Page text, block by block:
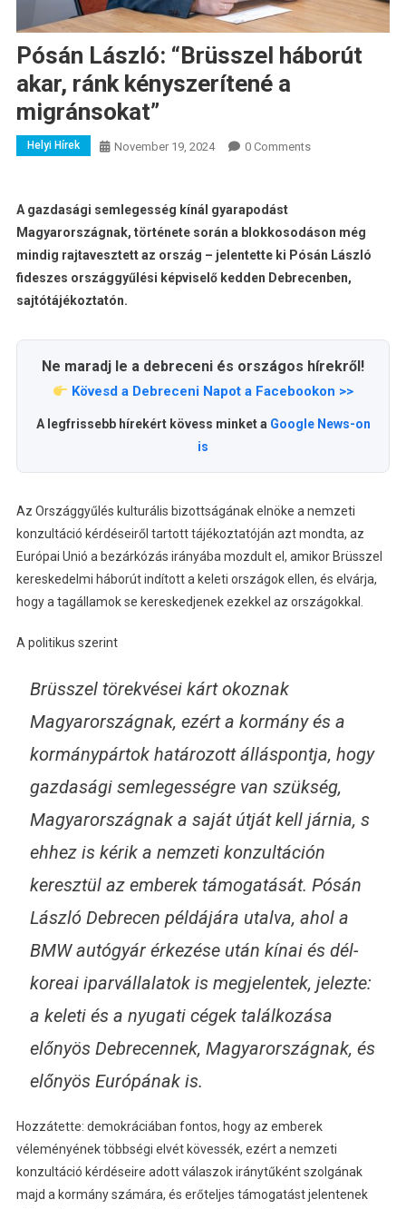
Pósán László: “Brüsszel háborút
akar, ránk kényszerítené a
migránsokat”
Helyi Hírek November 19, 2024 0 Comments
A gazdasági semlegesség kínál gyarapodást
Magyarországnak, története során a blokkosodáson még
mindig rajtavesztett az ország – jelentette ki Pósán László
fideszes országgyűlési képviselő kedden Debrecenben,
sajtótájékoztatón.
Ne maradj le a debreceni és országos hírekről!
Kövesd a Debreceni Napot a Facebookon >>
A legfrissebb hírekért kövess minket a Google News-on
is
Az Országgyűlés kulturális bizottságának elnöke a nemzeti
konzultáció kérdéseiről tartott tájékoztatóján azt mondta, az
Európai Unió a bezárkózás irányába mozdult el, amikor Brüsszel
kereskedelmi háborút indított a keleti országok ellen, és elvárja,
hogy a tagállamok se kereskedjenek ezekkel az országokkal.
A politikus szerint
Brüsszel törekvései kárt okoznak
Magyarországnak, ezért a kormány és a
kormánypártok határozott álláspontja, hogy
gazdasági semlegességre van szükség,
Magyarországnak a saját útját kell járnia, s
ehhez is kérik a nemzeti konzultáción
keresztül az emberek támogatását. Pósán
László Debrecen példájára utalva, ahol a
BMW autógyár érkezése után kínai és dél-
koreai iparvállalatok is megjelentek, jelezte:
a keleti és a nyugati cégek találkozása
előnyös Debrecennek, Magyarországnak, és
előnyös Európának is.
Hozzátette: demokráciában fontos, hogy az emberek
véleményének többségi elvét kövessék, ezért a nemzeti
konzultáció kérdéseire adott válaszok iránytűként szolgának
majd a kormány számára, és erőteljes támogatást jelentenek